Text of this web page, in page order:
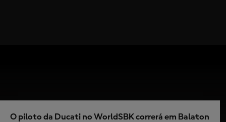
O piloto da Ducati no WorldSBK correrá em Balaton